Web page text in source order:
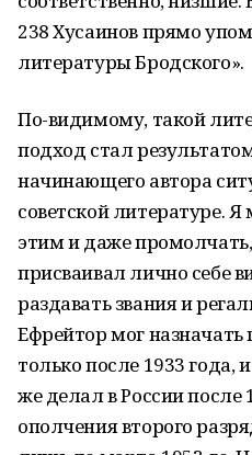
238 Хусаинов прямо
литературы Бродского».
По-видимому, такой
подход стал
начинающего автора
советской литературе.
этим и даже
присваивал лично себе
раздавать звания и
Ефрейтор мог назначать
только после 1933 года,
же делал в России после
ополчения второго